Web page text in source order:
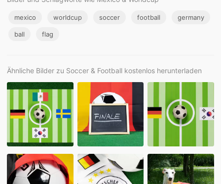
mexico worldcup soccer football germany
ball flag
Ähnliche Bilder zu Soccer & Football kostenlos herunterladen